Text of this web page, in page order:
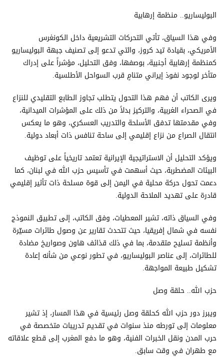
البوليساريو.. منظمة إرهابية
وفي هذا السياق، تأتي التحركات التشريعية داخل الكونغرس
الأمريكي، بقيادة تيد كروز، والتي تدعو إلى تصنيف جبهة البوليساريو
كمنظمة إرهابية أجنبية، بوصفها، وفق التحليل، مؤشراً على إدراك
متأخر لوجود نفوذ إيراني متنامٍ قرب السواحل الأطلسية.
ويرى الكاتب أن فهم هذا التحول يتطلب تجاوز الطابع التقليدي للنزاع
في الصحراء الغربية، والتركيز بدلاً من ذلك على المؤشرات الميدانية،
وفي مقدمتها تدفق الأسلحة والتدريب العسكري، وهو ما يعكس
انتقال الصراع من نزاع إقليمي إلى ساحة تنافس ذات أبعاد دولية.
ويؤكد التحليل أن الاستراتيجية الإيرانية تعتمد تاريخياً على توظيف
البيئات المضطربة، حيث أسهمت في تأسيس حزب الله في لبنان، كما
دعمت تحول حركة محلية في اليمن إلى قوة مسلحة ذات تأثير إقليمي
قادرة على تهديد الملاحة الدولية.
وفي السياق ذاته، تشير المعطيات، وفق الكاتب، إلى تطبيق النموذج
نفسه في شمال إفريقيا، حيث تتحدث تقارير عن وصول طائرات مسيّرة
وأنظمة تسليح متقدمة، بما في ذلك قذائف هاون وصواريخ مضادة
للطائرات، إلى عناصر البوليساريو، في تطور نوعي من شأنه إعادة
تشكيل طبيعة المواجهة.
حزب الله.. حلقة وصل
ويبرز دور حزب الله كحلقة وصل رئيسية في هذا المسار، إذ تشير
معلومات إلى تورطه منذ سنوات في تقديم تدريبات متخصصة في
حرب المدن ونقل الخبرات الفنية، وهو ما دفع المغرب إلى قطع علاقاته
مع طهران في وقت سابق.